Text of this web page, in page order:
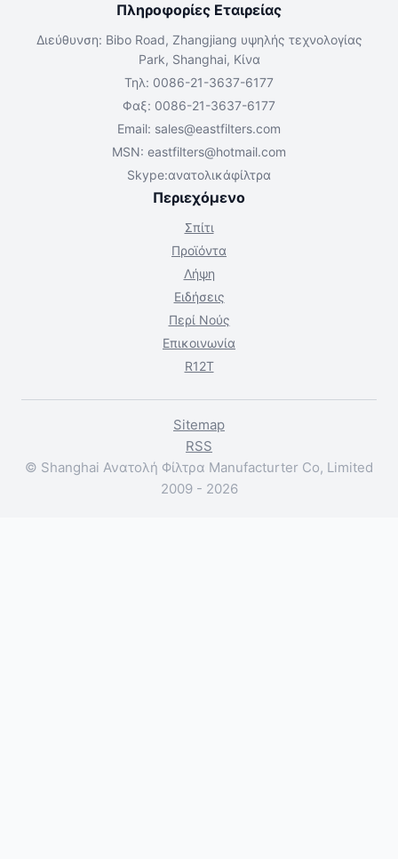
Πληροφορίες Εταιρείας
Διεύθυνση: Bibo Road, Zhangjiang υψηλής τεχνολογίας
Park, Shanghai, Κίνα
Τηλ: 0086-21-3637-6177
Φαξ: 0086-21-3637-6177
Email: sales@eastfilters.com
MSN: eastfilters@hotmail.com
Skype:ανατολικάφίλτρα
Περιεχόμενο
Σπίτι
Προϊόντα
Λήψη
Ειδήσεις
Περί Νούς
Επικοινωνία
R12T
Sitemap
RSS
© Shanghai Ανατολή Φίλτρα Manufacturter Co, Limited
2009 - 2026